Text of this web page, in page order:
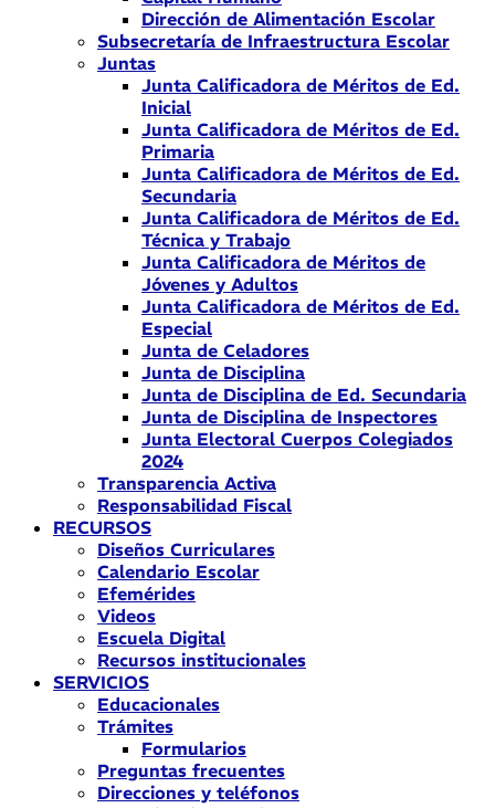
Dirección de Alimentación Escolar
Subsecretaría de Infraestructura Escolar
Juntas
Junta Calificadora de Méritos de Ed.
Inicial
Junta Calificadora de Méritos de Ed.
Primaria
Junta Calificadora de Méritos de Ed.
Secundaria
Junta Calificadora de Méritos de Ed.
Técnica y Trabajo
Junta Calificadora de Méritos de
Jóvenes y Adultos
Junta Calificadora de Méritos de Ed.
Especial
Junta de Celadores
Junta de Disciplina
Junta de Disciplina de Ed. Secundaria
Junta de Disciplina de Inspectores
Junta Electoral Cuerpos Colegiados
2024
Transparencia Activa
Responsabilidad Fiscal
RECURSOS
Diseños Curriculares
Calendario Escolar
Efemérides
Videos
Escuela Digital
Recursos institucionales
SERVICIOS
Educacionales
Trámites
Formularios
Preguntas frecuentes
Direcciones y teléfonos